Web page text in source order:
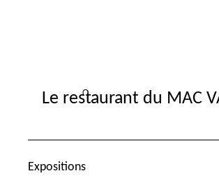
Le restaurant du MAC
Expositions